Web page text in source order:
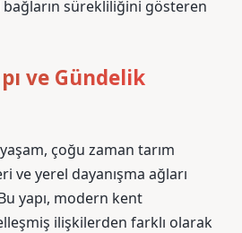
sürekliliğini gösteren
ve Gündelik
çoğu zaman tarım
ve yerel dayanışma ağları
yapı, modern kent
ilişkilerden farklı olarak